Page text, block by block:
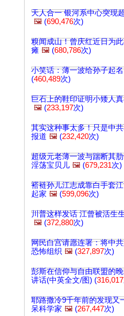
天人合一 银河系中心突现
🖼️ (690,476次)
糗闻成山！曾庆红近日为
瘫 🖼️ (680,786次)
小笑话：薄一波给孙子起名
(460,489次)
巨石上的鞋印证明小矮人
🖼️ (233,197次)
其实这种事太多！只是中
报道 🖼️ (232,420次)
超级元老薄一波与踹断其
淫荡宝贝儿 🖼️ (679,231次)
褡裢孙儿江志成靠白手套
起家 🖼️ (599,096次)
川普这样发话 江曾被活生
🖼️ (372,880次)
网民白宫请愿连署：将中
恐怖组织 🖼️ (327,897次)
彭斯在信仰与自由联盟的
讲话(中英全文/图) (316,017
耶路撒冷9千年前的发现又
呆科学家 🖼️ (267,447次)